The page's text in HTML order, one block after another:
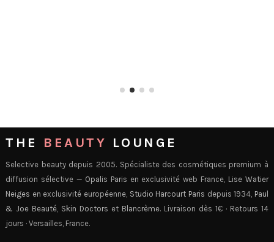
THE BEAUTY LOUNGE
Selective beauty depuis 2005. Spécialiste des cosmétiques premium à
diffusion sélective — Opalis Paris en exclusivité web France, Lise Watier
Neiges en exclusivité européenne, Studio Harcourt Paris depuis 1934, Paul
& Joe Beauté, Skin Doctors et Blancrème. Livraison dès 1€ · Retours 14
jours · Versailles, France.